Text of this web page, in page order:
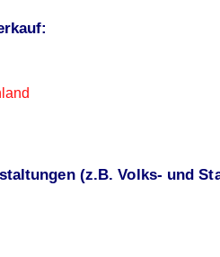
(z.B. Volks- und